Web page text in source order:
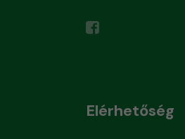
Elérhetőség